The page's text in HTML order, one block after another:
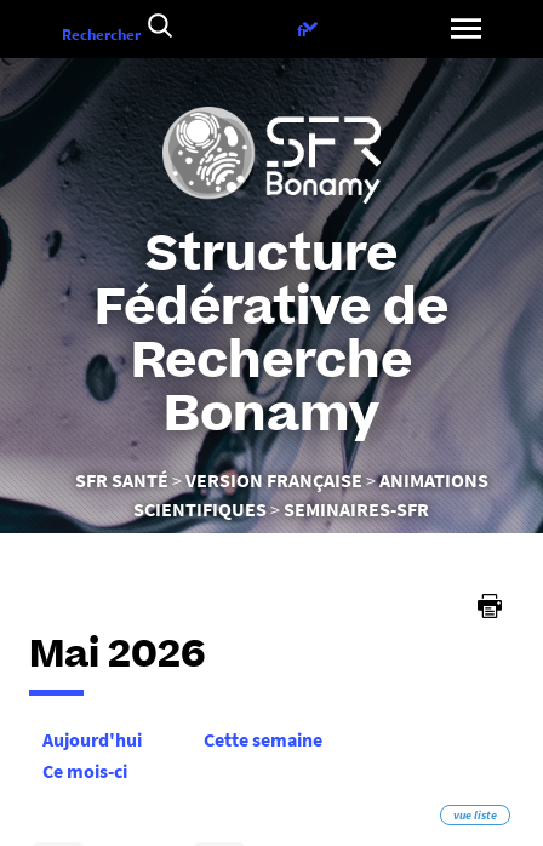
contenu
Structure
Fédérative de
Recherche
Bonamy
Vous
êtes
ici :
SFR SANTÉ VERSION FRANÇAISE
ANIMATIONS
SCIENTIFIQUES
SEMINAIRES-SFR
Rechercher
Choix
la
langue
fr
Mai 2026
Aujourd'hui
Cette semaine
Ce mois-ci
vue liste